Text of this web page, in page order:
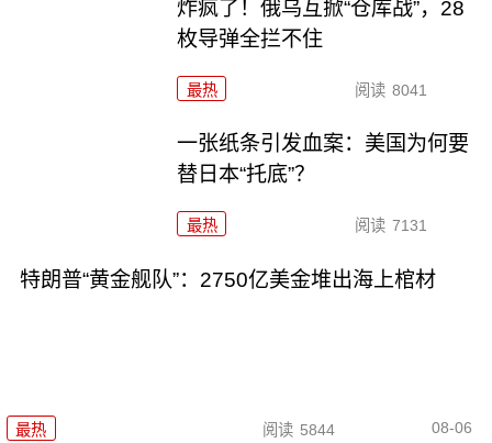
炸疯了！俄乌互掀“仓库战”，28
枚导弹全拦不住
最热 阅读 8041
一张纸条引发血案：美国为何要
替日本“托底”？
最热 阅读 7131
特朗普“黄金舰队”：2750亿美金堆出海上棺材
最热 阅读 5844 08-06